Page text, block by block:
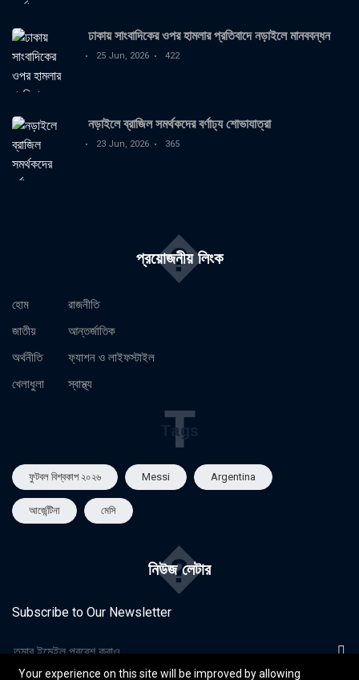
ঢাকায় সাংবাদিকের ওপর হামলার প্রতিবাদে নড়াইলে মানববন্ধন
25 Jun, 2026 422
নড়াইলে ব্রাজিল সমর্থকদের বর্ণাঢ্য শোভাযাত্রা
23 Jun, 2026 365
প্রয়োজনীয় লিংক
�
হোম
জাতীয়
অর্থনীতি
খেলাধুলা
রাজনীতি
আন্তর্জাতিক
ফ্যাশন ও লাইফস্টাইল
স্বাস্থ্য
Tags
T
ফুটবল বিশ্বকাপ ২০২৬ Messi Argentina
আর্জেন্টিনা মেসি
নিউজ লেটার
�
Subscribe to Our Newsletter
Your experience on this site will be improved by allowing